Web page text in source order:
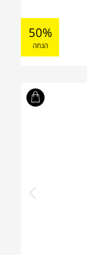
50%
הנחה